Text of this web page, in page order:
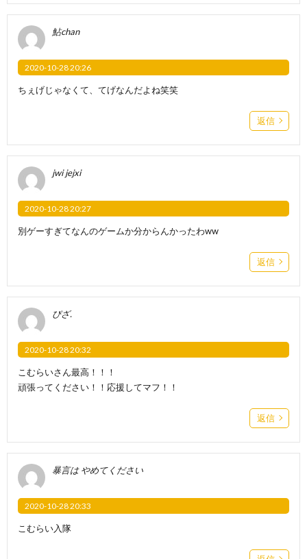
鮎chan
2020-10-28 20:26
ちぇげじゃなくて、てげなんだよね笑笑
返信
jwi jejxi
2020-10-28 20:27
別ゲーすぎてなんのゲームか分からんかったわww
返信
ぴざ.
2020-10-28 20:32
こむらいさん最高！！！
頑張ってください！！応援してマフ！！
返信
暴言は やめてください
2020-10-28 20:33
こむらい入隊